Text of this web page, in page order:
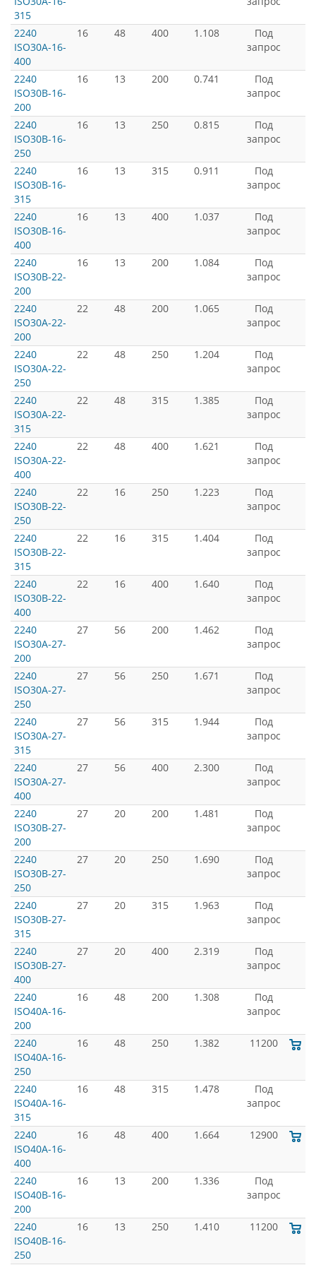
315
2240
ISO30A-16-
400
16 48 400 1.108
Под
запрос
2240
ISO30B-16-
200
16 13 200 0.741
Под
запрос
2240
ISO30B-16-
250
16 13 250 0.815
Под
запрос
2240
ISO30B-16-
315
16 13 315 0.911
Под
запрос
2240
ISO30B-16-
400
16 13 400 1.037
Под
запрос
2240
ISO30B-22-
200
16 13 200 1.084
Под
запрос
2240
ISO30A-22-
200
22 48 200 1.065
Под
запрос
2240
ISO30A-22-
250
22 48 250 1.204
Под
запрос
2240
ISO30A-22-
315
22 48 315 1.385
Под
запрос
2240
ISO30A-22-
400
22 48 400 1.621
Под
запрос
2240
ISO30B-22-
250
22 16 250 1.223
Под
запрос
2240
ISO30B-22-
315
22 16 315 1.404
Под
запрос
2240
ISO30B-22-
400
22 16 400 1.640
Под
запрос
2240
ISO30A-27-
200
27 56 200 1.462
Под
запрос
2240
ISO30A-27-
250
27 56 250 1.671
Под
запрос
2240
ISO30A-27-
315
27 56 315 1.944
Под
запрос
2240
ISO30A-27-
400
27 56 400 2.300
Под
запрос
2240
ISO30B-27-
200
27 20 200 1.481
Под
запрос
2240
ISO30B-27-
250
27 20 250 1.690
Под
запрос
2240
ISO30B-27-
315
27 20 315 1.963
Под
запрос
2240
ISO30B-27-
400
27 20 400 2.319
Под
запрос
2240
ISO40A-16-
200
16 48 200 1.308
Под
запрос
2240
ISO40A-16-
250
16 48 250 1.382 11200
2240
ISO40A-16-
315
16 48 315 1.478
Под
запрос
2240
ISO40A-16-
400
16 48 400 1.664 12900
2240
ISO40B-16-
200
16 13 200 1.336
Под
запрос
2240
ISO40B-16-
250
16 13 250 1.410 11200